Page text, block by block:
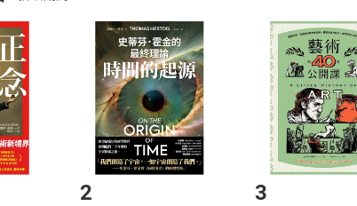
長夜》
怪文化之旅》
》
妄執》
怪本事》入圍二〇一七年臺北國際書展大獎編輯獎（自
Design Best 100在地文化推廣貢獻獎
取電子書，不得請求退貨退款。
欲取消訂單或辦理退貨時，請登入樂天市場，並於「
將依您的申請進行審核，待審核通過後將為您辦理退款
市場須以整筆訂單為單位進行取消/退貨，恕無法以單
品 放入購物車
Shopping cart
登入帳
Login
如何開始使用？
擇閱讀載具
2 3